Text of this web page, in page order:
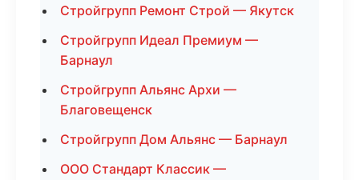
Стройгрупп Ремонт Строй — Якутск
Стройгрупп Идеал Премиум —
Барнаул
Стройгрупп Альянс Архи —
Благовещенск
Стройгрупп Дом Альянс — Барнаул
ООО Стандарт Классик —